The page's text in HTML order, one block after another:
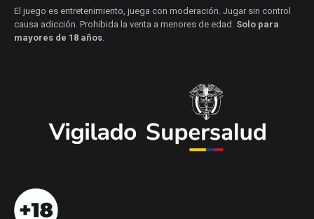
El juego es entretenimiento, juega con moderación. Jugar sin control
causa adicción. Prohibida la venta a menores de edad. Solo para
mayores de 18 años